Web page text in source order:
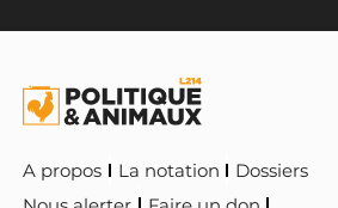
A propos La notation
Dossiers